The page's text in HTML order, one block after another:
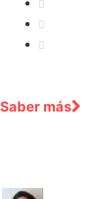
Saber más